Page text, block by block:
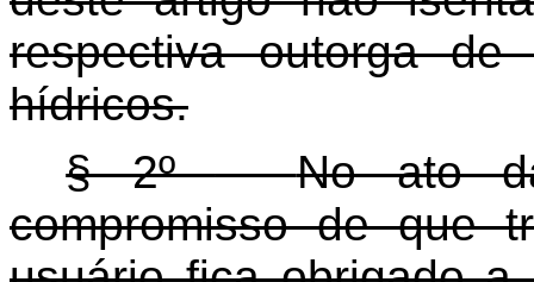
respectiva outorga
hídricos.
§ 2º
No ato
compromisso de que